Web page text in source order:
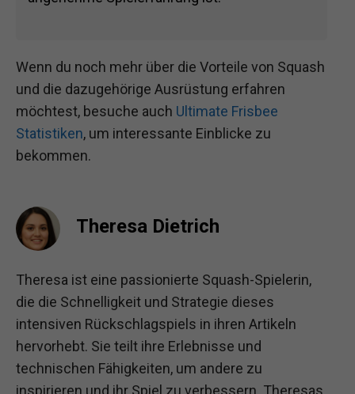
Wenn du noch mehr über die Vorteile von Squash
und die dazugehörige Ausrüstung erfahren
möchtest, besuche auch Ultimate Frisbee
Statistiken, um interessante Einblicke zu
bekommen.
Theresa Dietrich
Theresa ist eine passionierte Squash-Spielerin,
die die Schnelligkeit und Strategie dieses
intensiven Rückschlagspiels in ihren Artikeln
hervorhebt. Sie teilt ihre Erlebnisse und
technischen Fähigkeiten, um andere zu
inspirieren und ihr Spiel zu verbessern. Theresas